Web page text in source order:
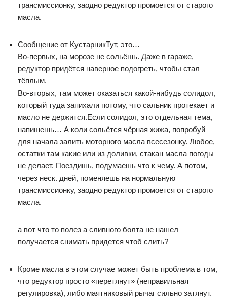
трансмиссионку, заодно редуктор промоется от старого
масла.
Сообщение от КустарникТут, это…
Во-первых, на морозе не сольёшь. Даже в гараже,
редуктор придётся наверное подогреть, чтобы стал
тёплым.
Во-вторых, там может оказаться какой-нибудь солидол,
который туда запихали потому, что сальник протекает и
масло не держится.Если солидол, это отдельная тема,
напишешь… А коли сольётся чёрная жижа, попробуй
для начала залить моторного масла всесезонку. Любое,
остатки там какие или из доливки, стакан масла погоды
не делает. Поездишь, подумаешь что к чему. А потом,
через неск. дней, поменяешь на нормальную
трансмиссионку, заодно редуктор промоется от старого
масла.
а вот что то полез а сливного болта не нашел
получается снимать придется чтоб слить?
Кроме масла в этом случае может быть проблема в том,
что редуктор просто «перетянут» (неправильная
регулировка), либо маятниковый рычаг сильно затянут.